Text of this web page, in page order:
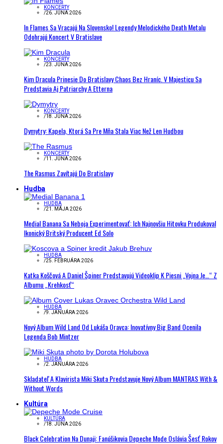
KONCERTY
/26. JÚNA 2026
In Flames Sa Vracajú Na Slovensko! Legendy Melodického Death Metalu
Odohrajú Koncert V Bratislave
KONCERTY
/23. JÚNA 2026
Kim Dracula Prinesie Do Bratislavy Chaos Bez Hraníc. V Majesticu Sa
Predstavia Aj Patriarchy A Etterna
KONCERTY
/18. JÚNA 2026
Dymytry: Kapela, Ktorá Sa Pre Mňa Stala Viac Než Len Hudbou
KONCERTY
/11. JÚNA 2026
The Rasmus Zavítajú Do Bratislavy
Hudba
HUDBA
/21. MÁJA 2026
Medial Banana Sa Neboja Experimentovať: Ich Najnovšiu Hitovku Produkoval
Ikonický Britský Producent Ed Solo
HUDBA
/25. FEBRUÁRA 2026
Katka Koščová A Daniel Špiner Predstavujú Videoklip K Piesni „Vojna Je…“ Z
Albumu „Krehkosť“
HUDBA
/9. JANUÁRA 2026
Nový Album Wild Land Od Lukáša Oravca: Inovatívny Big Band Ocenila
Legenda Bob Mintzer
HUDBA
/2. JANUÁRA 2026
Skladateľ A Klavirista Miki Skuta Predstavuje Nový Album MANTRAS With &
Without Words
Kultúra
KULTÚRA
/18. JÚNA 2026
Black Celebration Na Dunaji: Fanúšikovia Depeche Mode Oslávia Šesť Rokov